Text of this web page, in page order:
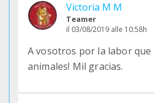
Victoria M M
Teamer
il 03/08/2019 alle 10:58h
A vosotros por la labor que
animales! Mil gracias.